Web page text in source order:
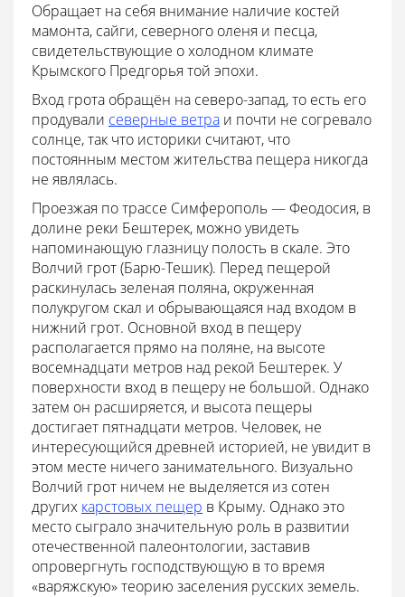
Обращает на себя внимание наличие костей
мамонта, сайги, северного оленя и песца,
свидетельствующие о холодном климате
Крымского Предгорья той эпохи.
Вход грота обращён на северо-запад, то есть его
продували северные ветра и почти не согревало
солнце, так что историки считают, что
постоянным местом жительства пещера никогда
не являлась.
Проезжая по трассе Симферополь — Феодосия, в
долине реки Бештерек, можно увидеть
напоминающую глазницу полость в скале. Это
Волчий грот (Барю-Тешик). Перед пещерой
раскинулась зеленая поляна, окруженная
полукругом скал и обрывающаяся над входом в
нижний грот. Основной вход в пещеру
располагается прямо на поляне, на высоте
восемнадцати метров над рекой Бештерек. У
поверхности вход в пещеру не большой. Однако
затем он расширяется, и высота пещеры
достигает пятнадцати метров. Человек, не
интересующийся древней историей, не увидит в
этом месте ничего занимательного. Визуально
Волчий грот ничем не выделяется из сотен
других карстовых пещер в Крыму. Однако это
место сыграло значительную роль в развитии
отечественной палеонтологии, заставив
опровергнуть господствующую в то время
«варяжскую» теорию заселения русских земель.